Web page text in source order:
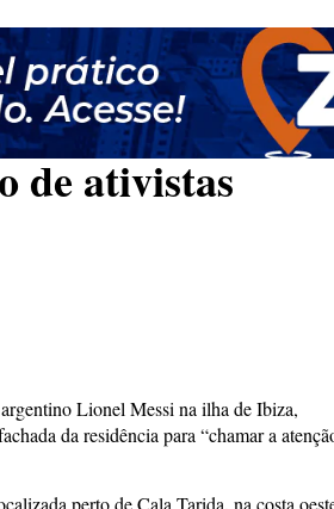
de ativistas
Lionel Messi na ilha de Ibiza,
da residência para “chamar a